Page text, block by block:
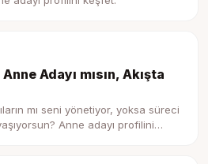
Adayı mısın, Akışta
mı seni yönetiyor, yoksa süreci
Anne adayı profilini